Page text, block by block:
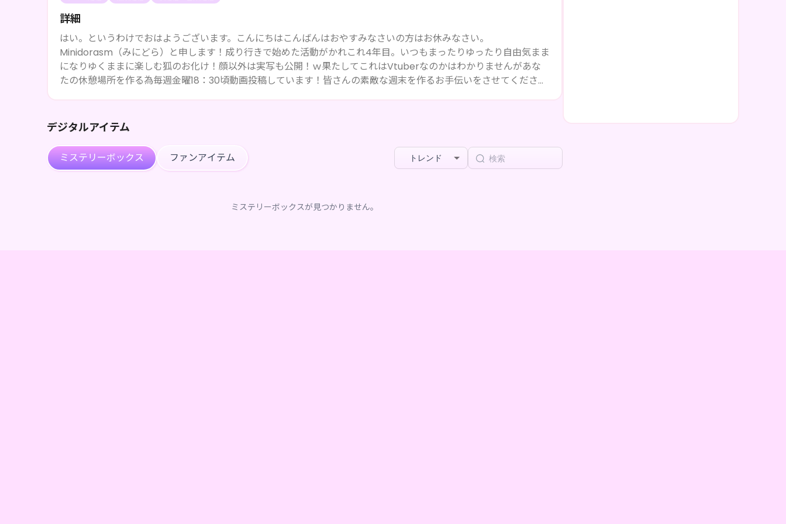
詳細
はい。というわけでおはようございます。こんにちはこんばんはおやすみなさいの方はお休みなさい。
Minidorasm（みにどら）と申します！成り行きで始めた活動がかれこれ4年目。いつもまったりゆったり自由気まま
になりゆくままに楽しむ狐のお化け！顔以外は実写も公開！ｗ果たしてこれはVtuberなのかはわかりませんがあな
たの休憩場所を作る為毎週金曜18：30頃動画投稿しています！皆さんの素敵な週末を作るお手伝いをさせてくださ
デジタルアイテム
ミステリーボックス ファンアイテム トレンド
ミステリーボックスが見つかりません。